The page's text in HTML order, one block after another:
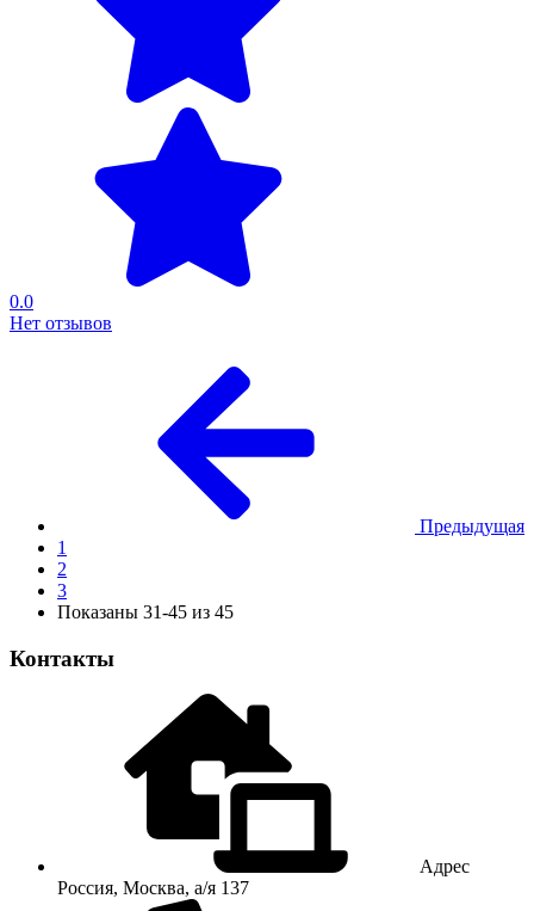
0.0
Нет отзывов
Предыдущая
1
2
3
Показаны 31-45 из 45
Контакты
Адрес
Россия, Москва, а/я 137